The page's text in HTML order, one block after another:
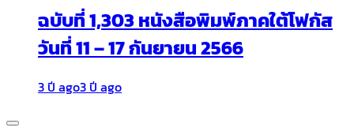
ฉบับที่ 1,303 หนังสือพิมพ์ภาคใต้โฟกัส
วันที่ 11 – 17 กันยายน 2566
3 ปี ago3 ปี ago